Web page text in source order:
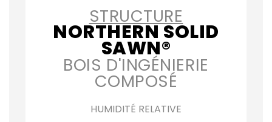
STRUCTURE
NORTHERN SOLID
SAWN®
BOIS D'INGÉNIERIE
COMPOSÉ
HUMIDITÉ RELATIVE